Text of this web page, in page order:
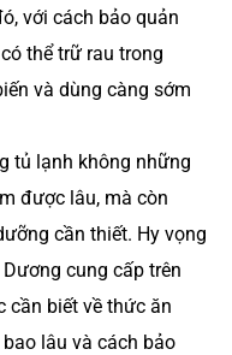
với cách bảo quản
thể trữ rau trong
và dùng càng sớm
tủ lạnh không những
được lâu, mà còn
cần thiết. Hy vọng
cung cấp trên
cần biết về thức ăn
lâu và cách bảo